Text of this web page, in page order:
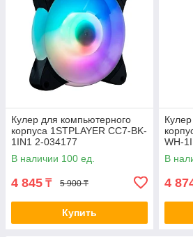
Кулер для компьютерного
корпуса 1STPLAYER CC7-BK-
1IN1 2-034177
В наличии 100 ед.
4 845 ₸ 5 900 ₸
Купить
WH-
В
4